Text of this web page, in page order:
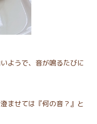
ようで、音が鳴るたびに
ませては『何の音？』と